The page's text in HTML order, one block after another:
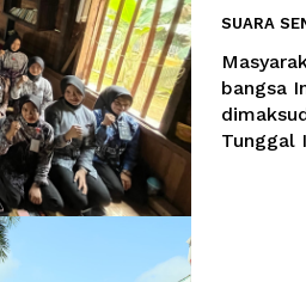
SUARA
bangsa
Tunggal